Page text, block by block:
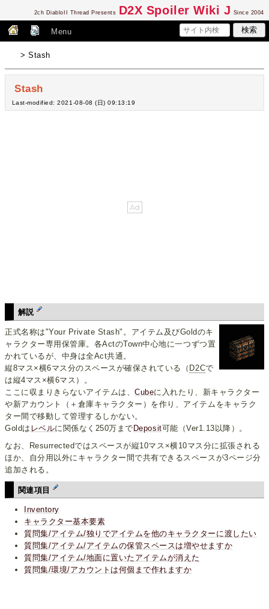
2ch DiabloII Thread Presents D2X Spoiler Wiki J Since 2004
Menu
> Stash
Stash
Last-modified: 2021-08-08 (日) 09:13:19
解説
正式名称は"Your Private Stash"。アイテム及びGoldのキ
ャラクター専用保管庫。各ActのTown中心地に一つずつ置
かれているが、中身は全Act共通。
縦8マス×横6マス分のスペースが確保されている（ D2Cで
は縦4マス×横6マス）。
ここに収まりきらないアイテムは、Cubeに入れたり、新キャラクター
や新アカウント（＋倉庫キャラクター）を作り、アイテムをキャラク
ター間で移動して管理するしかない。
Goldは レベルに関係なく250万までDeposit可能（Ver1.13以降）。
なお、Resurrectedではスペースが縦10マス×横10マス分に拡張される
ほか、自分用以外にキャラクター間で共有できるスペースが3ページ分
追加される。
関連項目
Inventory
キャラクター基本要素
質問集/アイテム/独りでアイテムを他のキャラクターに渡したい
質問集/アイテム/アイテムの保管スペースは増やせますか
質問集/アイテム/地面に置いたアイテムが消えた
質問集/環境/アカウントは何個まで作れますか